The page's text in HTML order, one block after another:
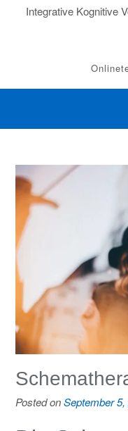
Integrative Kognitive
Posted onSeptember 5,